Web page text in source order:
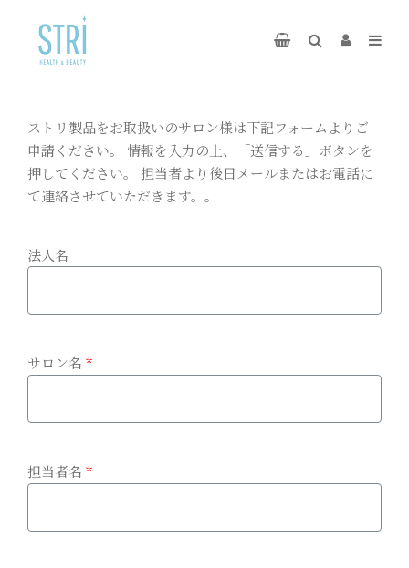
ストリ製品をお取扱いのサロン様は下記フォームよりご
申請ください。 情報を入力の上、「送信する」ボタンを
押してください。 担当者より後日メールまたはお電話に
て連絡させていただきます。。
法人名
サロン名 *
担当者名 *